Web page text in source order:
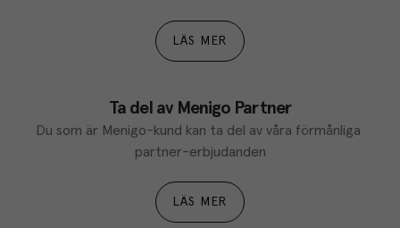
LÄS MER
Ta del av Menigo Partner
Du som är Menigo-kund kan ta del av våra förmånliga
partner-erbjudanden
LÄS MER